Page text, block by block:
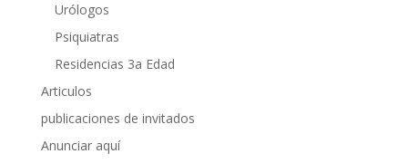
Urólogos
Psiquiatras
Residencias 3a Edad
Articulos
publicaciones de invitados
Anunciar aquí